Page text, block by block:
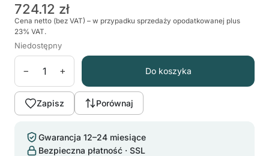
724.12 zł
Cena netto (bez VAT) – w przypadku sprzedaży opodatkowanej plus
23% VAT.
Niedostępny
− + Do koszyka
Zapisz Porównaj
Gwarancja 12–24 miesiące
Bezpieczna płatność · SSL